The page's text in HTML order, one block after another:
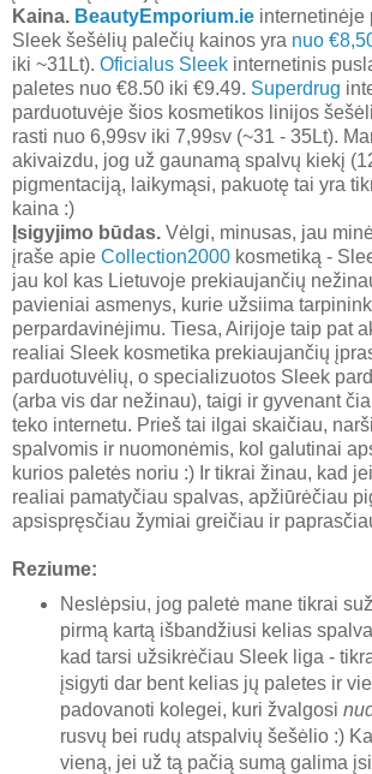
Kaina. BeautyEmporium.ie internetinėje
Sleek šešėlių palečių kainos yra nuo
iki ~31Lt). Oficialus Sleek internetinis
paletes nuo €8.50 iki €9.49. Superdrug
parduotuvėje šios kosmetikos linijos
rasti nuo 6,99sv iki 7,99sv (~31 - 35Lt).
akivaizdu, jog už gaunamą spalvų kiekį
pigmentaciją, laikymąsi, pakuotę tai yra
kaina :)
Įsigyjimo būdas. Vėlgi, minusas, jau
įraše apie Collection2000 kosmetiką -
jau kol kas Lietuvoje prekiaujančių
pavieniai asmenys, kurie užsiima
perpardavinėjimu. Tiesa, Airijoje taip pat
realiai Sleek kosmetika prekiaujančių
parduotuvėlių, o specializuotos Sleek
(arba vis dar nežinau), taigi ir gyvenant
teko internetu. Prieš tai ilgai skaičiau,
spalvomis ir nuomonėmis, kol galutinai
kurios paletės noriu :) Ir tikrai žinau, kad
realiai pamatyčiau spalvas, apžiūrėčiau
apsispręsčiau žymiai greičiau ir
Reziume:
Neslėpsiu, jog paletė mane tikrai
pirmą kartą išbandžiusi kelias
kad tarsi užsikrėčiau Sleek liga -
įsigyti dar bent kelias jų paletes ir
padovanoti kolegei, kuri žvalgosi
rusvų bei rudų atspalvių šešėlio :)
vieną, jei už tą pačią sumą galima